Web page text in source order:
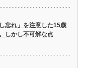
忘れ」を注意した15歳
しかし不可解な点